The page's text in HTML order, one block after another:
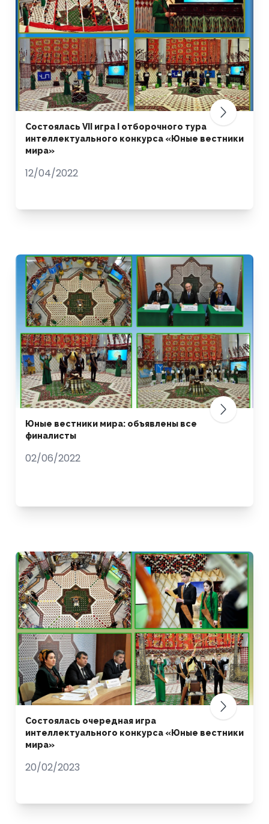
Состоялась VII игра I отборочного тура
интеллектуального конкурса «Юные вестники
мира»
12/04/2022
Юные вестники мира: объявлены все
финалисты
02/06/2022
Состоялась очередная игра
интеллектуального конкурса «Юные вестники
мира»
20/02/2023